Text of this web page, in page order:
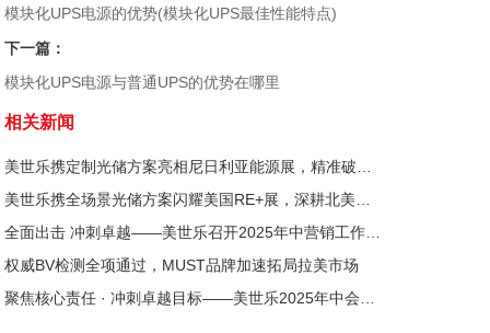
模块化UPS电源的优势(模块化UPS最佳性能特点)
下一篇：
模块化UPS电源与普通UPS的优势在哪里
相关新闻
美世乐携定制光储方案亮相尼日利亚能源展，精准破解西非用电难题
美世乐携全场景光储方案闪耀美国RE+展，深耕北美赋能零碳转型
全面出击 冲刺卓越——美世乐召开2025年中营销工作会议
权威BV检测全项通过，MUST品牌加速拓局拉美市场
聚焦核心责任 · 冲刺卓越目标——美世乐2025年中会议圆满举行